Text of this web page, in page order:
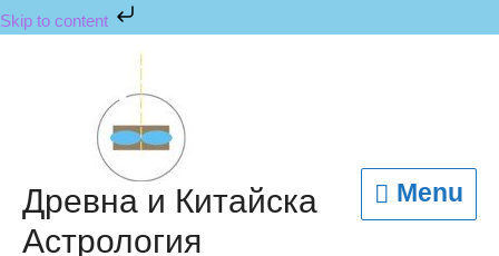
Skip to content
Skip
to
Древна и Китайска
Астрология
Menu